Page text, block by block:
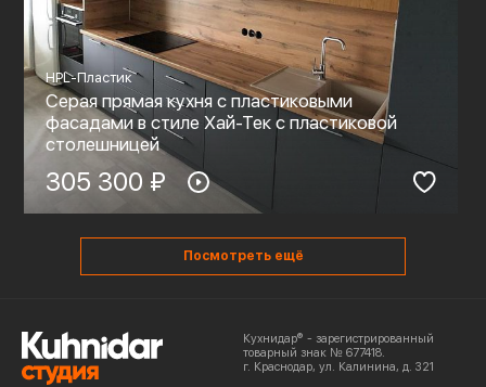
HPL-Пластик
Серая прямая кухня с пластиковыми
фасадами в стиле Хай-Тек с пластиковой
столешницей
305 300 ₽
Посмотреть ещё
Кухнидар® - зарегистрированный
товарный знак № 677418.
г. Краснодар, ул. Калинина, д. 321